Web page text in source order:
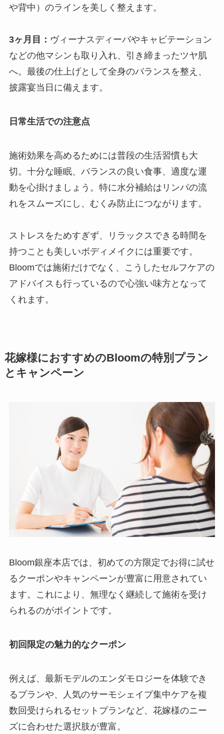
や背中）のラインを美しく整えます。
3ヶ月目： ヴィーナスディーバやキャビテーション
などの他マシンも取り入れ、引き締まったツヤ肌
へ。最後の仕上げとして全身のバランスを整え、
披露宴当日に備えます。
日常生活での注意点
施術効果を高めるためには普段の生活習慣も大
切。十分な睡眠、バランスの良い食事、適度な運
動を心掛けましょう。特に水分補給はリンパの流
れをスムーズにし、むくみ防止につながります。
ストレスをためすぎず、リラックスできる時間を
持つことも美しいボディメイクには重要です。
Bloomでは施術だけでなく、こうしたセルフケアの
アドバイスも行っているので心強い味方となって
くれます。
花嫁様におすすめのBloomの特別プラン
とキャンペーン
Bloom銀座本店では、初めての方限定でお得に試せ
るクーポンやキャンペーンが豊富に用意されてい
ます。これにより、無理なく継続して施術を受け
られるのがポイントです。
初回限定の魅力的なクーポン
例えば、最新モデルのエンダモロジーを体験でき
るプランや、人気のサーモシェイプ集中ケアを複
数回受けられるセットプランなど、花嫁様のニー
ズに合わせた選択肢が豊富。